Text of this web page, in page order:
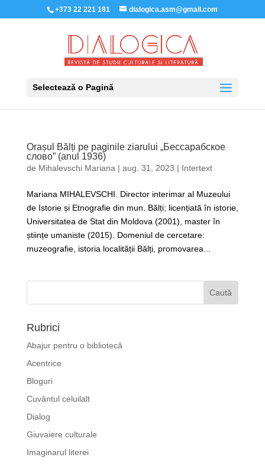
+373 22 221 181 dialogica.asm@gmail.com
Selectează o Pagină
Orașul Bălți pe paginile ziarului „Бессарабское
слово” (anul 1936)
de Mihalevschi Mariana | aug. 31, 2023 | Intertext
Mariana MIHALEVSCHI. Director interimar al Muzeului
de Istorie și Etnografie din mun. Bălți; licențiată în istorie,
Universitatea de Stat din Moldova (2001), master în
științe umaniste (2015). Domeniul de cercetare:
muzeografie, istoria localității Bălți, promovarea...
Rubrici
Abajur pentru o bibliotecă
Acentrice
Bloguri
Cuvântul celuilalt
Dialog
Giuvaiere culturale
Imaginarul literei